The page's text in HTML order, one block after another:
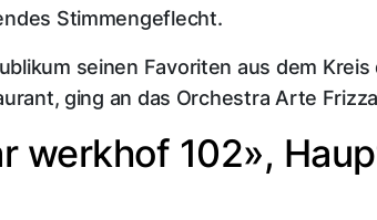
Stimmengeflecht.
seinen Favoriten aus dem
ging an das Orchestra Arte
werkhof 102»,